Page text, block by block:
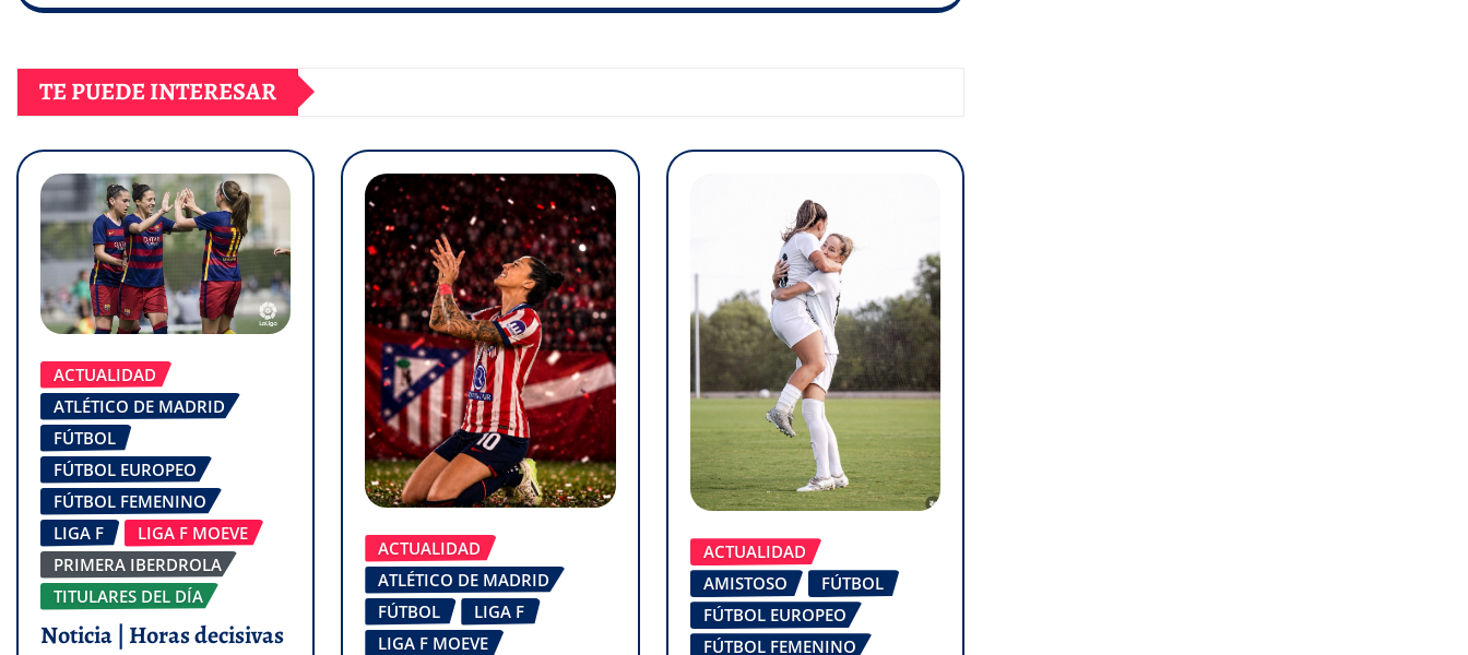
TE PUEDE INTERESAR
ACTUALIDAD
ATLÉTICO DE MADRID
FÚTBOL
FÚTBOL EUROPEO
FÚTBOL FEMENINO
LIGA F
LIGA F MOEVE
PRIMERA IBERDROLA
TITULARES DEL DÍA
Noticia | Horas decisivas
ACTUALIDAD
ATLÉTICO DE MADRID
FÚTBOL
LIGA F
LIGA F MOEVE
ACTUALIDAD
AMISTOSO
FÚTBOL
FÚTBOL EUROPEO
FÚTBOL FEMENINO